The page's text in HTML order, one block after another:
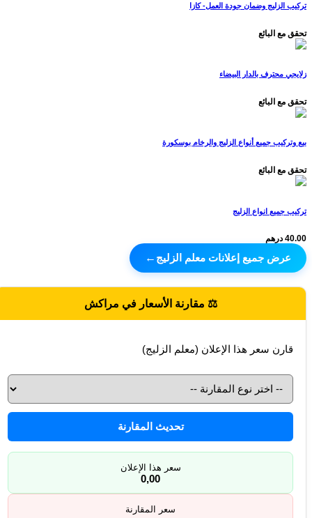
تركيب الزليج وضمان جودة العمل- كازا
تحقق مع البائع
زلايجي محترف بالدار البيضاء
تحقق مع البائع
بيع وتركيب جميع أنواع الزليج والرخام بوسكورة
تحقق مع البائع
تركيب جميع انواع الزليج
40.00 درهم
عرض جميع إعلانات معلم الزليج ←
⚖️ مقارنة الأسعار في مراكش
قارن سعر هذا الإعلان (معلم الزليج)
تحديث المقارنة
سعر هذا الإعلان
0,00
سعر المقارنة